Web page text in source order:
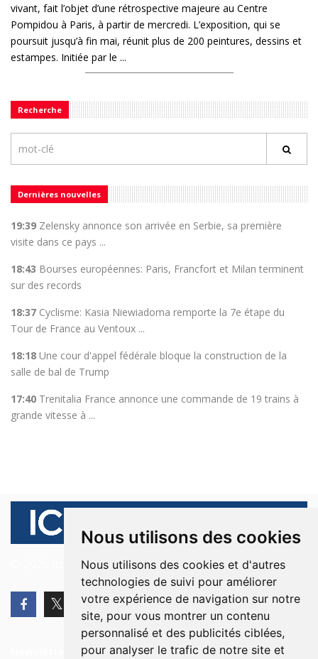
Nous utilisons des cookies
Nous utilisons des cookies et d'autres
technologies de suivi pour améliorer
votre expérience de navigation sur notre
site, pour vous montrer un contenu
personnalisé et des publicités ciblées,
pour analyser le trafic de notre site et
vivant, fait l’objet d’une rétrospective majeure au Centre
Pompidou à Paris, à partir de mercredi. L’exposition, qui se
poursuit jusqu’à fin mai, réunit plus de 200 peintures, dessins et
estampes. Initiée par le ...
Recherche
Dernières nouvelles
19:39 Zelensky annonce son arrivée en Serbie, sa première
visite dans ce pays ...
18:43 Bourses européennes: Paris, Francfort et Milan terminent
sur des records
18:37 Cyclisme: Kasia Niewiadoma remporte la 7e étape du
Tour de France au Ventoux ...
18:18 Une cour d'appel fédérale bloque la construction de la
salle de bal de Trump
17:40 Trenitalia France annonce une commande de 19 trains à
grande vitesse à ...
© 2026 Ici Beyrouth. Tous les droits sont réservés.